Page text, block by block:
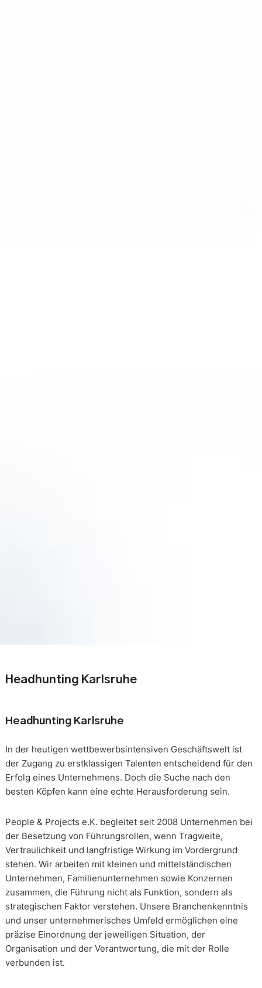
Headhunting Karlsruhe
Headhunting Karlsruhe
In der heutigen wettbewerbsintensiven Geschäftswelt ist
der Zugang zu erstklassigen Talenten entscheidend für den
Erfolg eines Unternehmens. Doch die Suche nach den
besten Köpfen kann eine echte Herausforderung sein.
People & Projects e.K. begleitet seit 2008 Unternehmen bei
der Besetzung von Führungsrollen, wenn Tragweite,
Vertraulichkeit und langfristige Wirkung im Vordergrund
stehen. Wir arbeiten mit kleinen und mittelständischen
Unternehmen, Familienunternehmen sowie Konzernen
zusammen, die Führung nicht als Funktion, sondern als
strategischen Faktor verstehen. Unsere Branchenkenntnis
und unser unternehmerisches Umfeld ermöglichen eine
präzise Einordnung der jeweiligen Situation, der
Organisation und der Verantwortung, die mit der Rolle
verbunden ist.